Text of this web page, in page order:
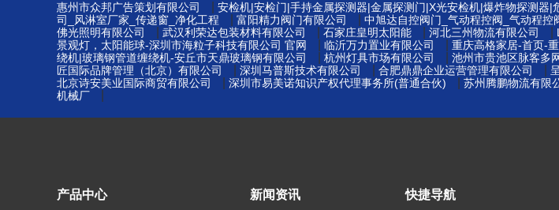
惠州市众邦广告策划有限公司 安检机|安检门|手持金属探测器|金属探测门|X光安检机|爆炸物探测器
司_风淋室厂家_传递窗_净化工程
富阳精力阀门有限公司 中旭达自控阀门_气动程控阀_气动程
佛光照明有限公司
武汉利荣达包装材料有限公司 石家庄皇明太阳能 河北三州物流有限公司
景观灯，太阳能球-深圳市海粒子科技有限公司 官网
临沂万力置业有限公司 重庆高格家居-首页-
绕机|玻璃钢管道缠绕机-安丘市天鼎玻璃钢有限公司
杭州灯具市场有限公司 池州市贵池区脉客多
匠国际品牌管理（北京）有限公司
深圳马普斯技术有限公司 合肥鼎鼎企业运营管理有限公司
北京诗安美业国际商贸有限公司 深圳市易美诺知识产权代理事务所(普通合伙) 苏州腾鹏物流有限
机械厂
产品中心 新闻资讯 快捷导航